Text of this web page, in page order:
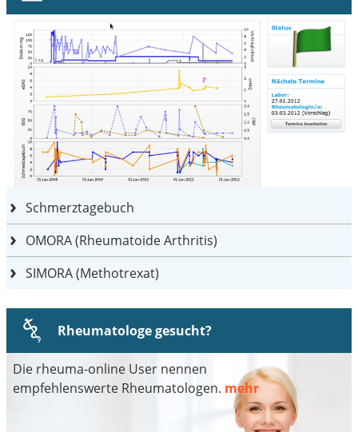
Schmerztagebuch
OMORA (Rheumatoide Arthritis)
SIMORA (Methotrexat)
Rheumatologe gesucht?
Die rheuma-online User nennen
empfehlenswerte Rheumatologen. mehr